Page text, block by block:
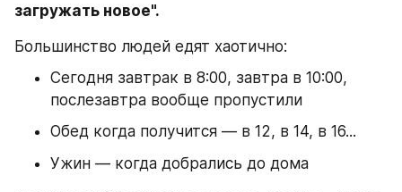
загружать новое".
Большинство людей едят хаотично:
Сегодня завтрак в 8:00, завтра в 10:00,
послезавтра вообще пропустили
Обед когда получится — в 12, в 14, в 16...
Ужин — когда добрались до дома